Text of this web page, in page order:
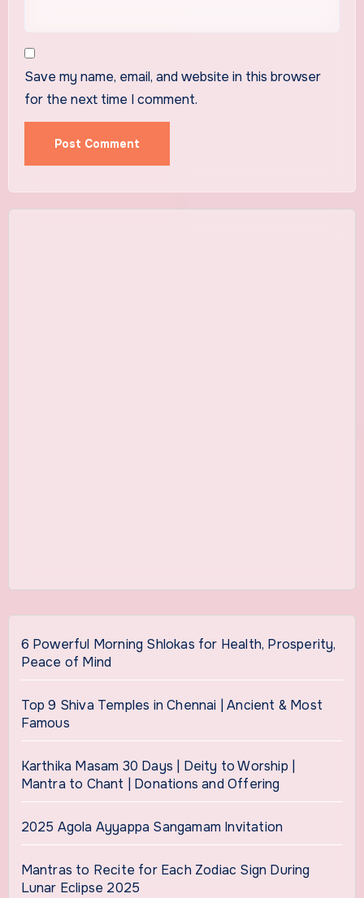
Save my name, email, and website in this browser
for the next time I comment.
6 Powerful Morning Shlokas for Health, Prosperity,
Peace of Mind
Top 9 Shiva Temples in Chennai | Ancient & Most
Famous
Karthika Masam 30 Days | Deity to Worship |
Mantra to Chant | Donations and Offering
2025 Agola Ayyappa Sangamam Invitation
Mantras to Recite for Each Zodiac Sign During
Lunar Eclipse 2025